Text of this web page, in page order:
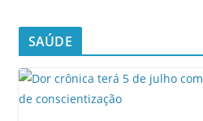
SAÚDE